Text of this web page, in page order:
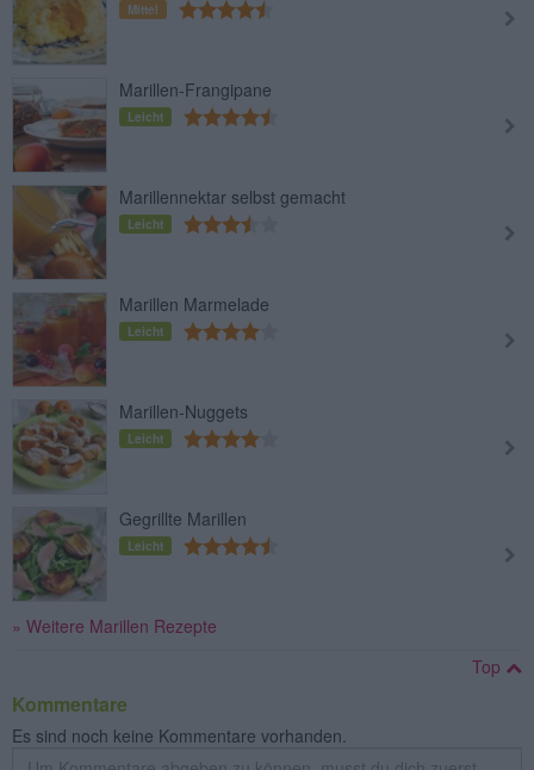
Mittel
Marillen-Frangipane
Leicht
Marillennektar selbst gemacht
Leicht
Marillen Marmelade
Leicht
Marillen-Nuggets
Leicht
Gegrillte Marillen
Leicht
» Weitere Marillen Rezepte
Top
Kommentare
Es sind noch keine Kommentare vorhanden.